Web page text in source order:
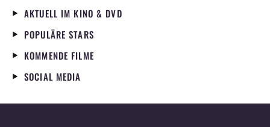
AKTUELL IM KINO & DVD
POPULÄRE STARS
KOMMENDE FILME
SOCIAL MEDIA